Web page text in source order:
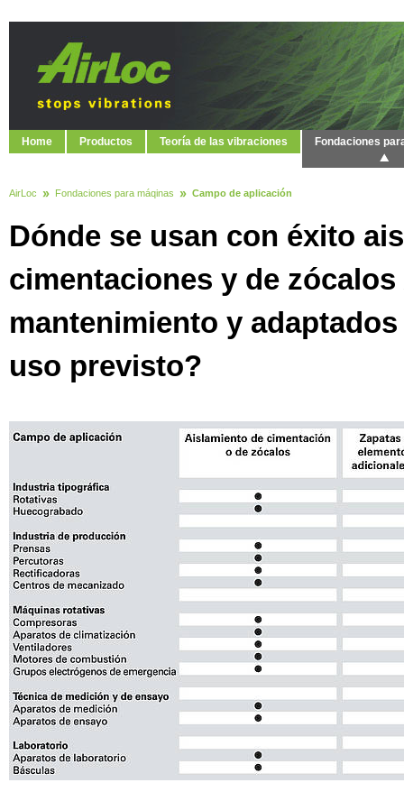
Home Productos Teoría de las vibraciones Fondaciones
AirLoc Fondaciones para máqinas Campo de aplicación
Dónde se usan con éxito
cimentaciones y de
mantenimiento y
uso previsto?